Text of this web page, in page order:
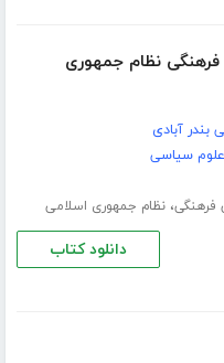
نظام جمهوری
آبادی
سیاسی
،نظام جمهوری اسلامی
دانلود کتاب